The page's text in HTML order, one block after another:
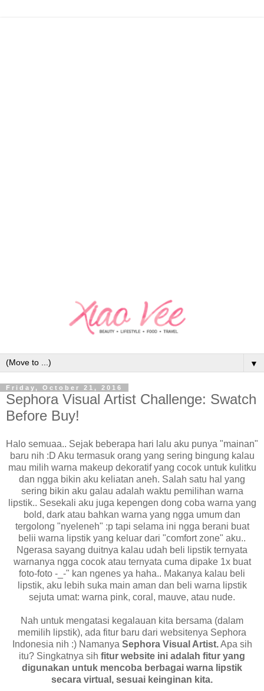
▼
Friday, October 21, 2016
Sephora Visual Artist Challenge: Swatch
Before Buy!
Halo semuaa.. Sejak beberapa hari lalu aku punya "mainan"
baru nih :D Aku termasuk orang yang sering bingung kalau
mau milih warna makeup dekoratif yang cocok untuk kulitku
dan ngga bikin aku keliatan aneh. Salah satu hal yang
sering bikin aku galau adalah waktu pemilihan warna
lipstik.. Sesekali aku juga kepengen dong coba warna yang
bold, dark atau bahkan warna yang ngga umum dan
tergolong "nyeleneh" :p tapi selama ini ngga berani buat
belii warna lipstik yang keluar dari "comfort zone" aku..
Ngerasa sayang duitnya kalau udah beli lipstik ternyata
warnanya ngga cocok atau ternyata cuma dipake 1x buat
foto-foto -_-" kan ngenes ya haha.. Makanya kalau beli
lipstik, aku lebih suka main aman dan beli warna lipstik
sejuta umat: warna pink, coral, mauve, atau nude.
Nah untuk mengatasi kegalauan kita bersama (dalam
memilih lipstik), ada fitur baru dari websitenya Sephora
Indonesia nih :) Namanya Sephora Visual Artist.Apa sih
itu? Singkatnya sih fitur website ini adalah fitur yang
digunakan untuk mencoba berbagai warna lipstik
secara virtual, sesuai keinginan kita.